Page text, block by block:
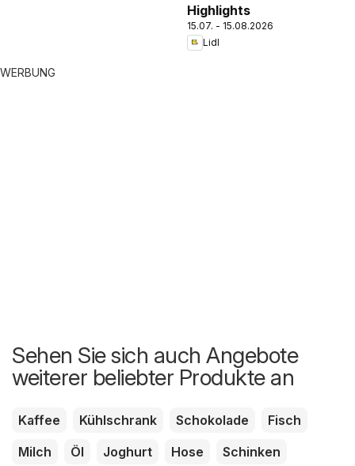
Highlights
15.07. - 15.08.2026
Lidl
WERBUNG
Sehen Sie sich auch Angebote
weiterer beliebter Produkte an
Kaffee Kühlschrank Schokolade
Fisch
Milch
Öl Joghurt Hose
Schinken